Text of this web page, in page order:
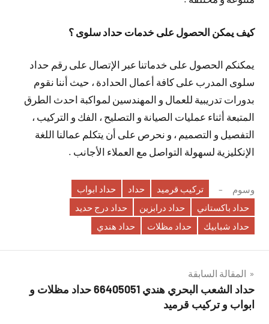
كيف يمكن الحصول على خدمات حداد سلوى ؟
يمكنكم الحصول على خدماتنا عبر الإتصال على رقم حداد
سلوى المدرب على كافة أعمال الحدادة ، حيث أننا نقوم
بدورات تدريبية للعمال و المهندسين لمواكبة احدث الطرق
المتبعة أثناء عمليات الصيانة و التصليح ، الفك و التركيب ،
التفصيل و التصميم ، و نحرص على أن يتكلم عمالنا اللغة
الإنكليزية لسهولة التواصل مع العملاء الأجانب .
وسوم تركيب قرميد حداد
حداد ابواب
حداد باكستاني
حداد درابزين
حداد درج حديد
حداد شبابيك
حداد مظلات حداد هندي
تصفّح
المقالات
المقالة السابقة
حداد الشعب البحري هندي 66405051 حداد مظلات و
ابواب و تركيب قرميد